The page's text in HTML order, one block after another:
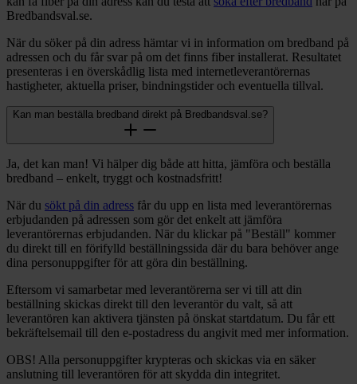
Bredbandsval.se.
När du söker på din adress hämtar vi in information om bredband på
adressen och du får svar på om det finns fiber installerat. Resultatet
presenteras i en överskådlig lista med internetleverantörernas
hastigheter, aktuella priser, bindningstider och eventuella tillval.
Kan man beställa bredband direkt på Bredbandsval.se?
Ja, det kan man! Vi hälper dig både att hitta, jämföra och beställa
bredband – enkelt, tryggt och kostnadsfritt!
När du sökt på din adress får du upp en lista med leverantörernas
erbjudanden på adressen som gör det enkelt att jämföra
leverantörernas erbjudanden. När du klickar på "Beställ" kommer
du direkt till en förifylld beställningssida där du bara behöver ange
dina personuppgifter för att göra din beställning.
Eftersom vi samarbetar med leverantörerna ser vi till att din
beställning skickas direkt till den leverantör du valt, så att
leverantören kan aktivera tjänsten på önskat startdatum. Du får ett
bekräftelsemail till den e-postadress du angivit med mer information.
OBS! Alla personuppgifter krypteras och skickas via en säker
anslutning till leverantören för att skydda din integritet.